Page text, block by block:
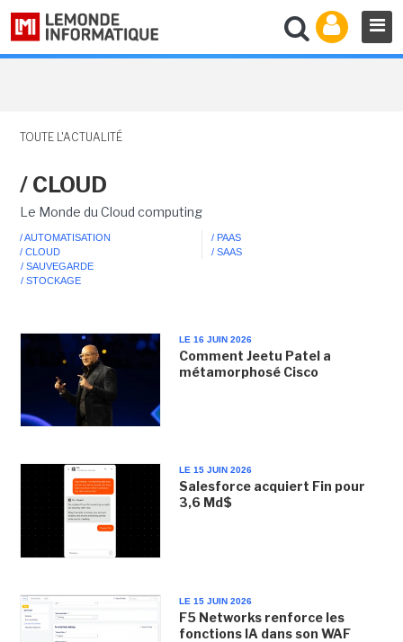
TOUTE L'ACTUALITÉ
/ CLOUD
Le Monde du Cloud computing
/ AUTOMATISATION
/ CLOUD
/ PAAS
/ SAAS
/ SAUVEGARDE
/ STOCKAGE
LE 16 JUIN 2026
Comment Jeetu Patel a
métamorphosé Cisco
LE 15 JUIN 2026
Salesforce acquiert Fin pour
3,6 Md$
LE 15 JUIN 2026
F5 Networks renforce les
fonctions IA dans son WAF